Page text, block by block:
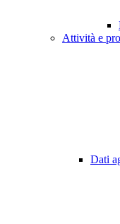
Attività e
Dati